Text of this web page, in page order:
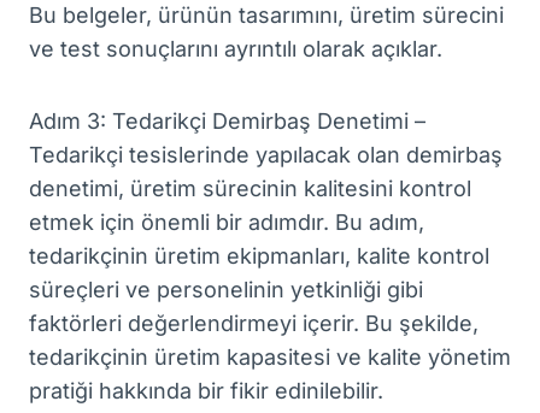
Bu belgeler, ürünün tasarımını, üretim sürecini
ve test sonuçlarını ayrıntılı olarak açıklar.
Adım 3: Tedarikçi Demirbaş Denetimi –
Tedarikçi tesislerinde yapılacak olan demirbaş
denetimi, üretim sürecinin kalitesini kontrol
etmek için önemli bir adımdır. Bu adım,
tedarikçinin üretim ekipmanları, kalite kontrol
süreçleri ve personelinin yetkinliği gibi
faktörleri değerlendirmeyi içerir. Bu şekilde,
tedarikçinin üretim kapasitesi ve kalite yönetim
pratiği hakkında bir fikir edinilebilir.